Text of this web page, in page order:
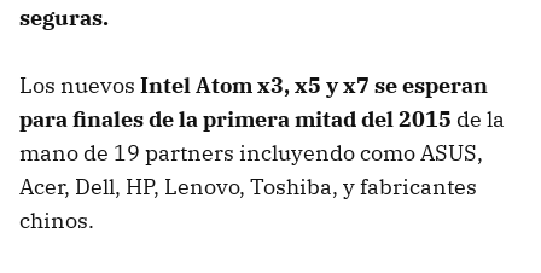
seguras.
Los nuevos Intel Atom x3, x5 y x7 se esperan
para finales de la primera mitad del 2015 de la
mano de 19 partners incluyendo como ASUS,
Acer, Dell, HP, Lenovo, Toshiba, y fabricantes
chinos.